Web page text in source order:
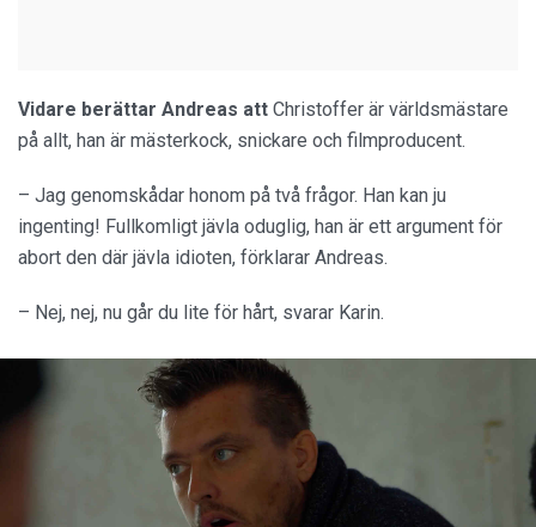
Vidare berättar Andreas att Christoffer är världsmästare
på allt, han är mästerkock, snickare och filmproducent.
– Jag genomskådar honom på två frågor. Han kan ju
ingenting! Fullkomligt jävla oduglig, han är ett argument för
abort den där jävla idioten, förklarar Andreas.
– Nej, nej, nu går du lite för hårt, svarar Karin.